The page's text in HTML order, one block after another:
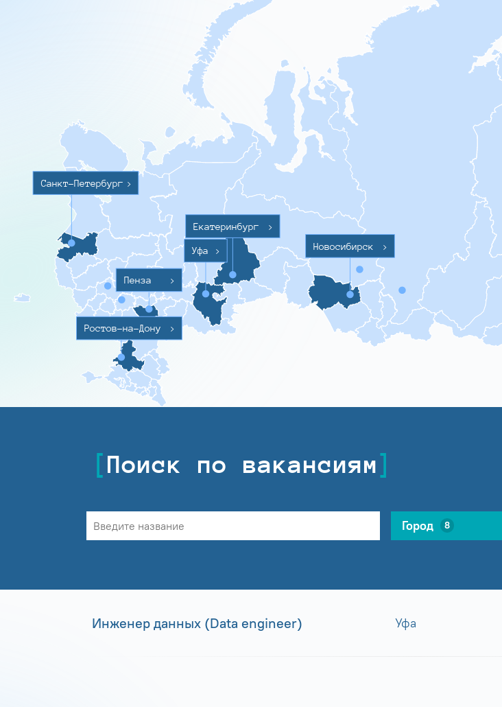
Санкт-Петербург >
Ростов-на-Дону >
Пенза >
Уфа >
Екатеринбург
>
Новосибирск
>
Поиск по вакансиям
Город 8
Инженер данных (Data engineer) Уфа